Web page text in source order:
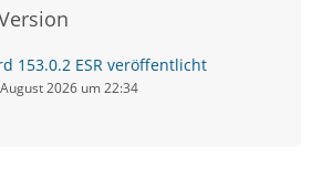
153.0.2 ESR veröffentlicht
2026 um 22:34